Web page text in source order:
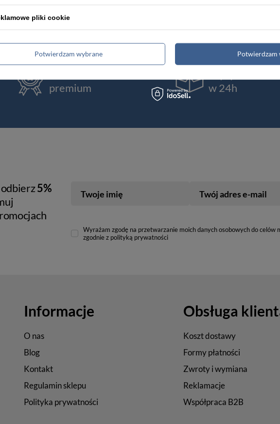
odzieżowe
premium
w 24h
5%
Twoje imię Twój adres e-mail
Wyrażam zgodę na przetwarzanie moich danych osobowych do celów
zgodnie z polityką prywatności
Informacje
O nas
Blog
Kontakt
Regulamin sklepu
Polityka prywatności
Obsługa
Koszt dostawy
Formy płatności
Zwroty i wymiana
Reklamacje
Współpraca B2B
pliki cookie
Potwierdzam wybrane Potwierdzam